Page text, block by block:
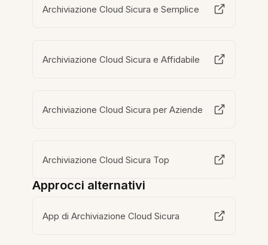
Archiviazione Cloud Sicura e Semplice
Archiviazione Cloud Sicura e Affidabile
Archiviazione Cloud Sicura per Aziende
Archiviazione Cloud Sicura Top
Approcci alternativi
App di Archiviazione Cloud Sicura